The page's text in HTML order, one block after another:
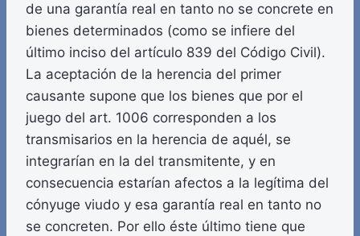
de una garantía real en tanto no se concrete en
bienes determinados (como se infiere del
último inciso del artículo 839 del Código Civil).
La aceptación de la herencia del primer
causante supone que los bienes que por el
juego del art. 1006 corresponden a los
transmisarios en la herencia de aquél, se
integrarían en la del transmitente, y en
consecuencia estarían afectos a la legítima del
cónyuge viudo y esa garantía real en tanto no
se concreten. Por ello éste último tiene que